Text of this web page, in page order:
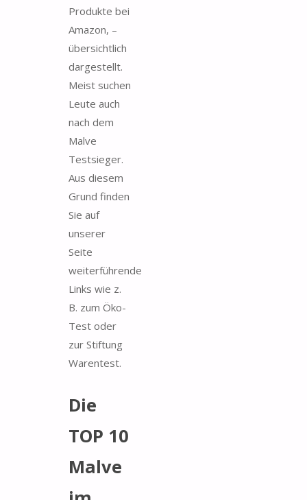
Produkte bei
Amazon, –
übersichtlich
dargestellt.
Meist suchen
Leute auch
nach dem
Malve
Testsieger.
Aus diesem
Grund finden
Sie auf
unserer
Seite
weiterführende
Links wie z.
B. zum Öko-
Test oder
zur Stiftung
Warentest.
Die
TOP 10
Malve